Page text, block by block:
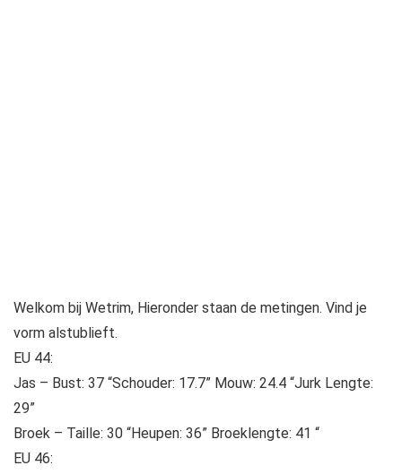
Welkom bij Wetrim, Hieronder staan ​​de metingen. Vind je
vorm alstublieft.
EU 44:
Jas – Bust: 37 “Schouder: 17.7” Mouw: 24.4 “Jurk Lengte:
29”
Broek – Taille: 30 “Heupen: 36” Broeklengte: 41 “
EU 46: